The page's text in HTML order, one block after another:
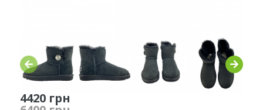
4420 грн